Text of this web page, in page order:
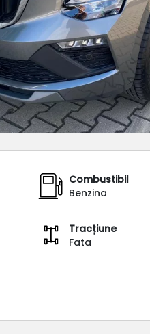
Combustibil
Benzina
Tracțiune
Fata